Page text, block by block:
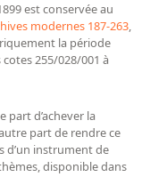
de la BnF
est conservée au
modernes 187-263,
la période
255/028/001 à
part d’achever la
part de rendre ce
d’un instrument de
disponible dans